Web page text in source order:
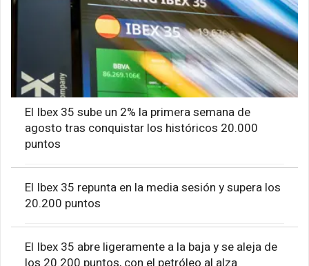
El Ibex 35 sube un 2% la primera semana de
agosto tras conquistar los históricos 20.000
puntos
El Ibex 35 repunta en la media sesión y supera los
20.200 puntos
El Ibex 35 abre ligeramente a la baja y se aleja de